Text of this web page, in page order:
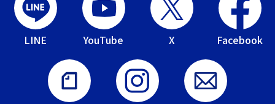
LINE YouTube X Facebook